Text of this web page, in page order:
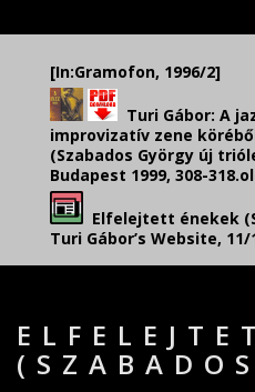
[In:Gramofon, 1996/2]
Turi Gábor: A
improvizatív zene
(Szabados György új
Budapest 1999, 308-
Elfelejtett énekek
Turi Gábor’s Website, 11/